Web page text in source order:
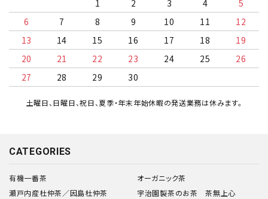
1
2 3 4
5
6
7 8 9 10 11
12
13
14 15 16 17 18
19
20
21 22 23 24 25
26
27
28 29 30
土曜日、日曜日、祝日、夏季・年末年始休暇の発送業務は休みます。
CATEGORIES
有機一番茶
オーガニック茶
瀬戸内産杜仲茶／因島杜仲茶
宇治園製茶のお茶 茶無上心